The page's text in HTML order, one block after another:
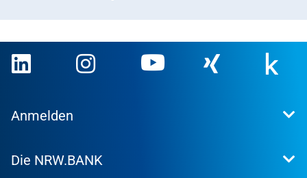
Anmelden
Kundenportal
Die NRW.BANK